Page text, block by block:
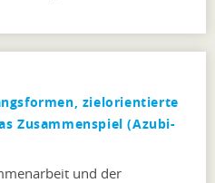
zielorientierte
Zusammenspiel (Azubi-
und der